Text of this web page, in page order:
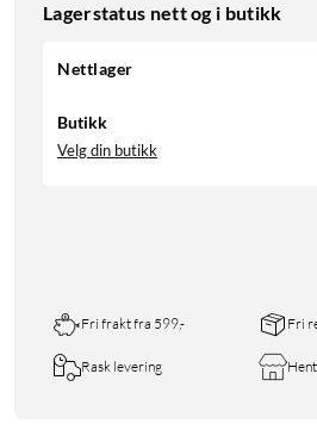
Lagerstatus nett og i butikk
Nettlager
Butikk
Velg din butikk
Fri frakt fra 599,- Fri
Rask levering